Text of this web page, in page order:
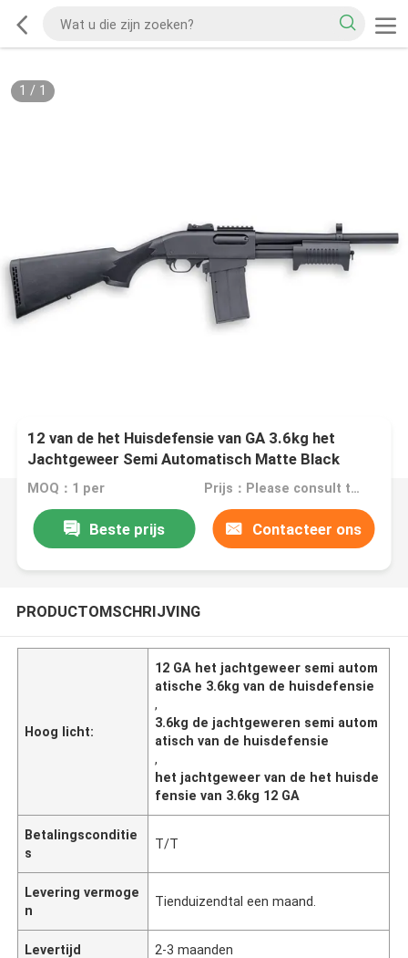
1 / 1
12 van de het Huisdefensie van GA 3.6kg het
Jachtgeweer Semi Automatisch Matte Black
Surface
MOQ：1 per Prijs：Please consult the sales representative for details.
Beste prijs Contacteer ons
PRODUCTOMSCHRIJVING
Hoog licht:
12 GA het jachtgeweer semi autom
atische 3.6kg van de huisdefensie
,
3.6kg de jachtgeweren semi autom
atisch van de huisdefensie
,
het jachtgeweer van de het huisde
fensie van 3.6kg 12 GA
Betalingsconditie
s
T/T
Levering vermoge
n
Tienduizendtal een maand.
Levertijd 2-3 maanden